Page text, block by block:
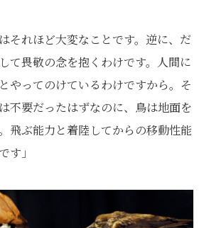
それほど大変なことです。逆に、だ
て畏敬の念を抱くわけです。人間に
やってのけているわけですから。そ
不要だったはずなのに、鳥は地面を
飛ぶ能力と着陸してからの移動性能
す」